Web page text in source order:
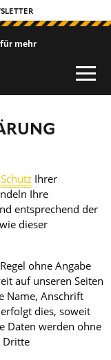
für mehr
Schutz Ihrer
Ihre
entsprechend der
dieser
ohne Angabe
auf unseren Seiten
Name, Anschrift
dies, soweit
Daten werden ohne
Dritte